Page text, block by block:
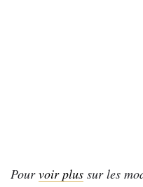
Pourvoir plus sur les